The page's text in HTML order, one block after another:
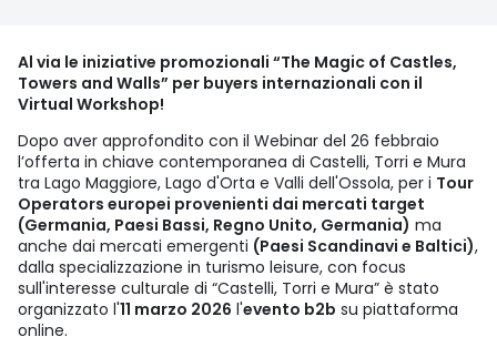
Al via le iniziative promozionali “The Magic of Castles,
Towers and Walls” per buyers internazionali con il
Virtual Workshop!
Dopo aver approfondito con il Webinar del 26 febbraio
l’offerta in chiave contemporanea di Castelli, Torri e Mura
tra Lago Maggiore, Lago d'Orta e Valli dell'Ossola, per i Tour
Operators europei provenienti dai mercati target
(Germania, Paesi Bassi, Regno Unito, Germania) ma
anche dai mercati emergenti (Paesi Scandinavi e Baltici),
dalla specializzazione in turismo leisure, con focus
sull'interesse culturale di “Castelli, Torri e Mura” è stato
organizzato l'11 marzo 2026 l'evento b2b su piattaforma
online.